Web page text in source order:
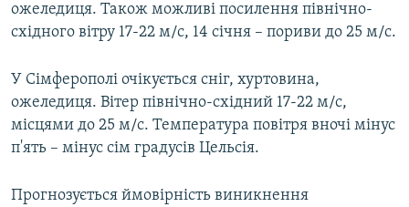
ожеледиця. Також можливі посилення північно-
східного вітру 17-22 м/с, 14 січня – пориви до 25 м/с.
У Сімферополі очікується сніг, хуртовина,
ожеледиця. Вітер північно-східний 17-22 м/с,
місцями до 25 м/с. Температура повітря вночі мінус
п'ять – мінус сім градусів Цельсія.
Прогнозується ймовірність виникнення